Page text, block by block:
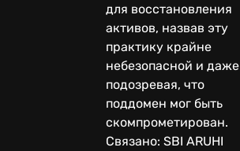
для восстановления
активов, назвав эту
практику крайне
небезопасной и даже
подозревая, что
поддомен мог быть
скомпрометирован.
Связано: SBI ARUHI